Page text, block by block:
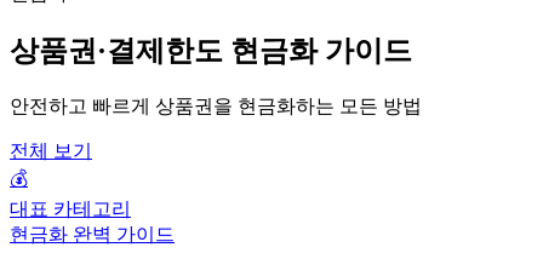
상품권·결제한도 현금화 가이드
안전하고 빠르게 상품권을 현금화하는 모든 방법
전체 보기
💰
대표 카테고리
현금화 완벽 가이드